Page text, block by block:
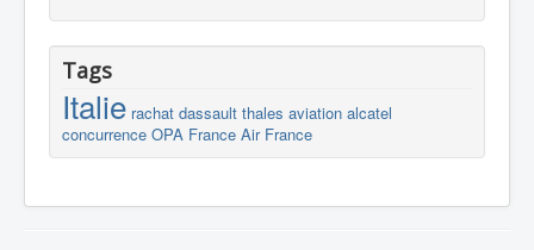
Tags
Italie rachat dassault thales aviation alcatel
concurrence OPA France Air France